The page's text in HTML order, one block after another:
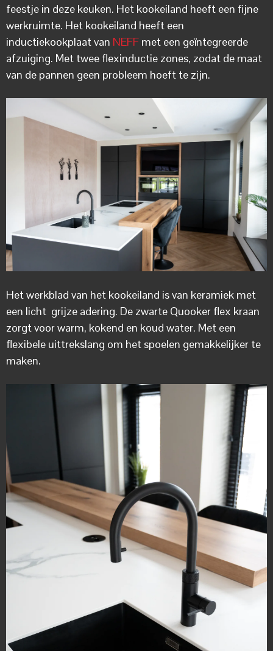
feestje in deze keuken. Het kookeiland heeft een fijne
werkruimte. Het kookeiland heeft een
inductiekookplaat van NEFF met een geïntegreerde
afzuiging. Met twee flexinductie zones, zodat de maat
van de pannen geen probleem hoeft te zijn.
Het werkblad van het kookeiland is van keramiek met
een licht grijze adering. De zwarte Quooker flex kraan
zorgt voor warm, kokend en koud water. Met een
flexibele uittrekslang om het spoelen gemakkelijker te
maken.